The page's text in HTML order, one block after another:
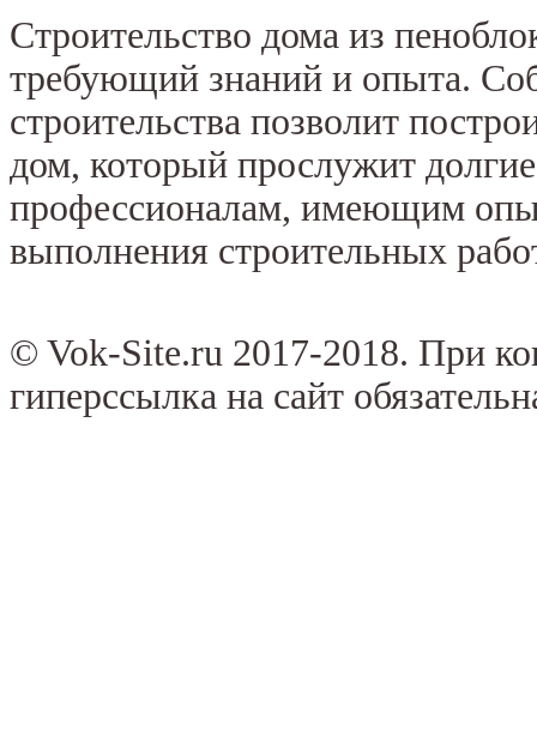
Строительство дома из
требующий знаний и опыта.
строительства позволит
дом, который прослужит
профессионалам, имеющим
выполнения строительных
© Vok-Site.ru 2017-2018. При
гиперссылка на сайт